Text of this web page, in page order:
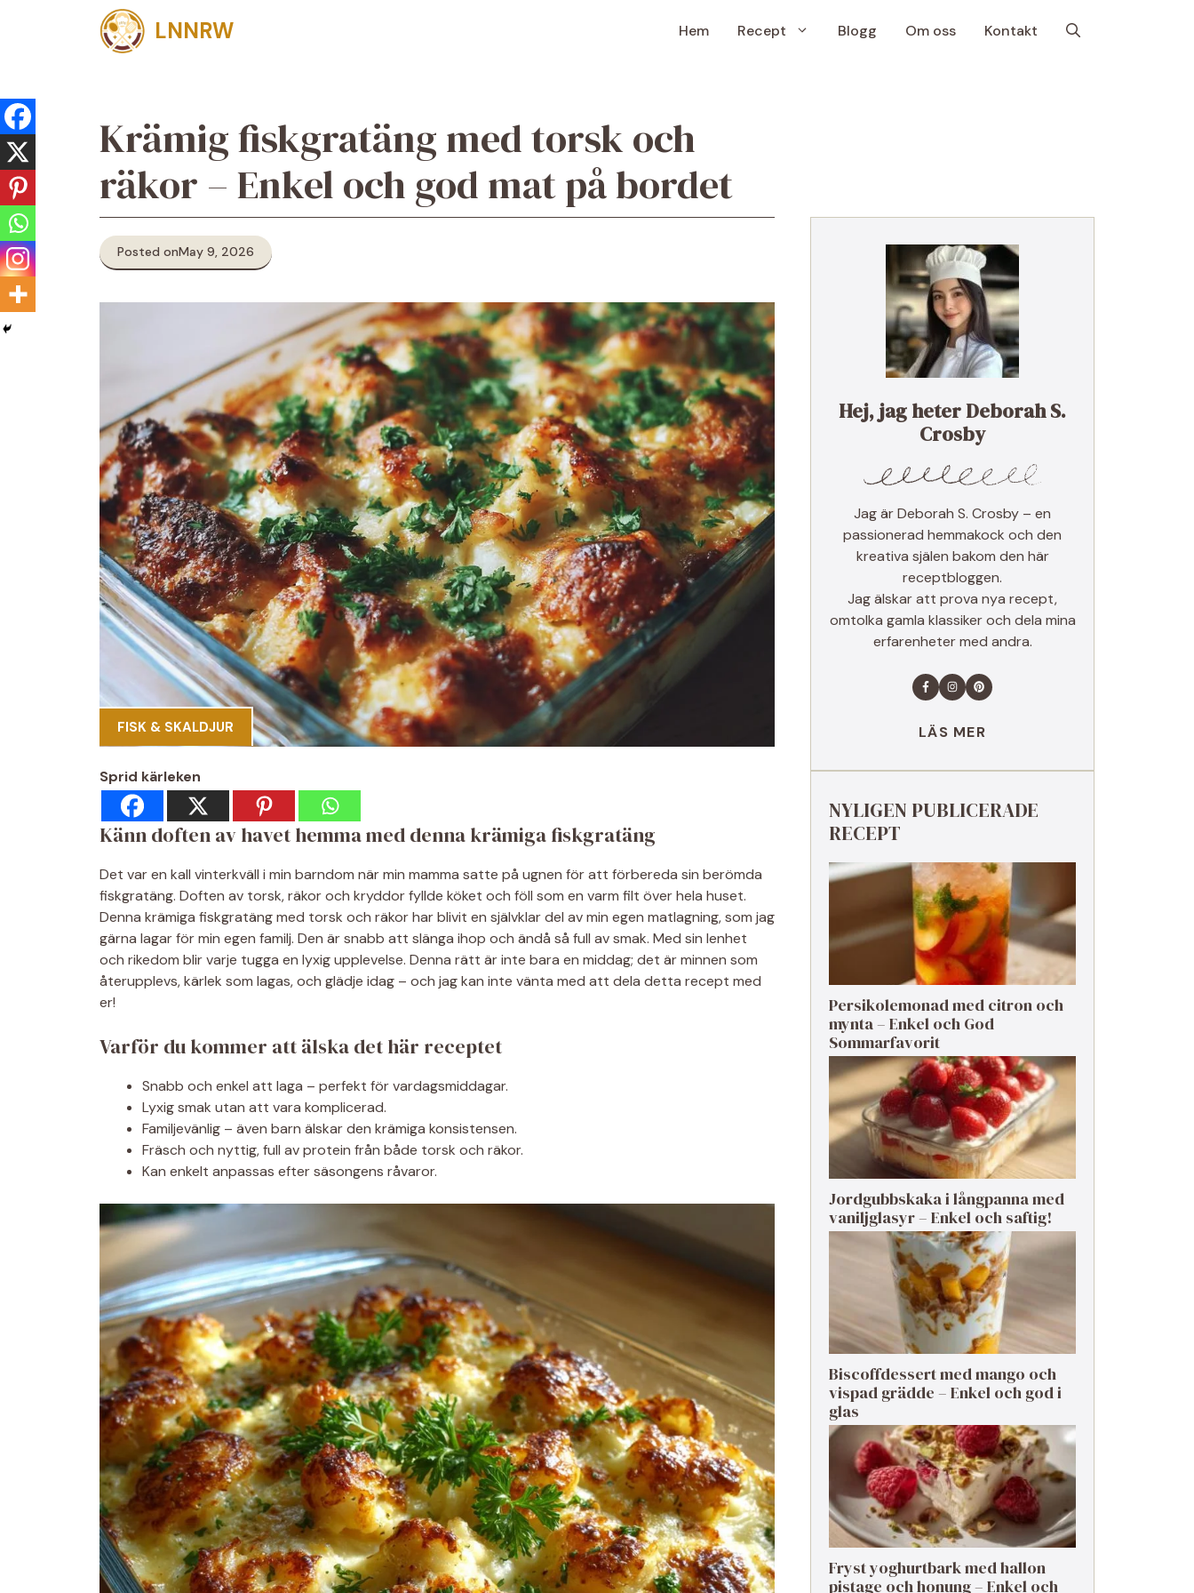
LNNRW Hem Recept Blogg Om oss Kontakt
Krämig fiskgratäng med torsk och
räkor – Enkel och god mat på bordet
Posted onMay 9, 2026
FISK & SKALDJUR
Sprid kärleken
Känn doften av havet hemma med denna krämiga fiskgratäng
Det var en kall vinterkväll i min barndom när min mamma satte på ugnen för att förbereda sin berömda
fiskgratäng. Doften av torsk, räkor och kryddor fyllde köket och föll som en varm filt över hela huset.
Denna krämiga fiskgratäng med torsk och räkor har blivit en självklar del av min egen matlagning, som jag
gärna lagar för min egen familj. Den är snabb att slänga ihop och ändå så full av smak. Med sin lenhet
och rikedom blir varje tugga en lyxig upplevelse. Denna rätt är inte bara en middag; det är minnen som
återupplevs, kärlek som lagas, och glädje idag – och jag kan inte vänta med att dela detta recept med
er!
Varför du kommer att älska det här receptet
Snabb och enkel att laga – perfekt för vardagsmiddagar.
Lyxig smak utan att vara komplicerad.
Familjevänlig – även barn älskar den krämiga konsistensen.
Fräsch och nyttig, full av protein från både torsk och räkor.
Kan enkelt anpassas efter säsongens råvaror.
Hej, jag heter Deborah S.
Crosby
Jag är Deborah S. Crosby – en
passionerad hemmakock och den
kreativa själen bakom den här
receptbloggen.
Jag älskar att prova nya recept,
omtolka gamla klassiker och dela mina
erfarenheter med andra.
LÄS MER
NYLIGEN PUBLICERADE
RECEPT
Persikolemonad med citron och
mynta – Enkel och God
Sommarfavorit
Jordgubbskaka i långpanna med
vaniljglasyr – Enkel och saftig!
Biscoffdessert med mango och
vispad grädde – Enkel och god i
glas
Fryst yoghurtbark med hallon
pistage och honung – Enkel och